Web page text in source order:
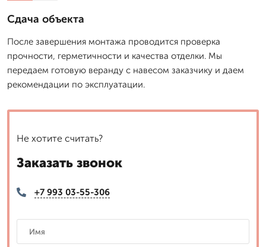
Сдача объекта
После завершения монтажа проводится проверка
прочности, герметичности и качества отделки. Мы
передаем готовую веранду с навесом заказчику и даем
рекомендации по эксплуатации.
Не хотите считать?
Заказать звонок
+7 993 03-55-306